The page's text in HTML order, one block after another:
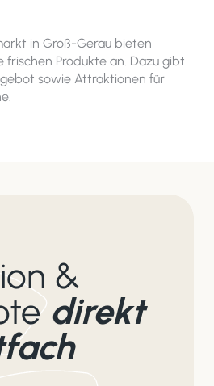
in Groß-Gerau bieten
frischen Produkte an. Dazu gibt
sowie Attraktionen für
&
direkt